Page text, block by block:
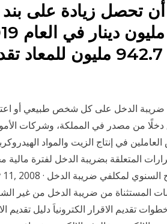
تحصل زيادة على
1.187 مليار مقارنة مع 942.7
ضريبة الدخل على كل شخص طبيعي أو
دخلًا من مصدر في المملكة، وشركات
في إنتاج الزيت والمواد
المتعلقة بضريبة الدخل لفترة
المستثناة من ضريبة الدخل من غير
لمحاسبتها: مختلف: قرار: 371/1 خطوات تقديم الاقرار الكترونياَ